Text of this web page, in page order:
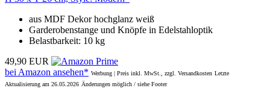
aus MDF Dekor hochglanz weiß
Garderobenstange und Knöpfe in Edelstahloptik
Belastbarkeit: 10 kg
49,90 EUR
bei Amazon ansehen* Werbung | Preis inkl. MwSt., zzgl. Versandkosten Letzte
Aktualisierung am 26.05.2026 Änderungen möglich / siehe Footer